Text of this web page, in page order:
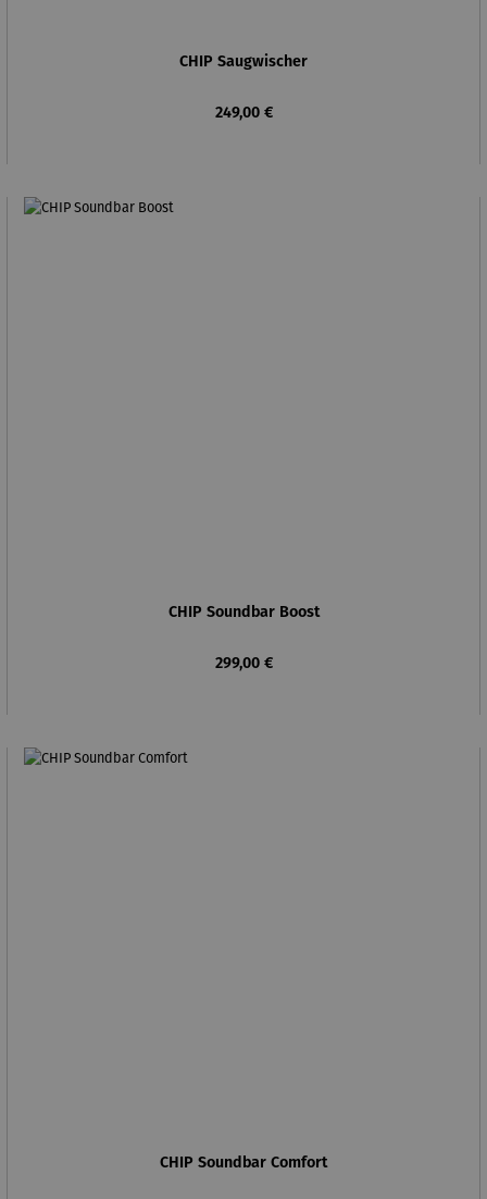
CHIP Saugwischer
Regulärer Preis:
249,00 €
CHIP Soundbar Boost
Regulärer Preis:
299,00 €
CHIP Soundbar Comfort